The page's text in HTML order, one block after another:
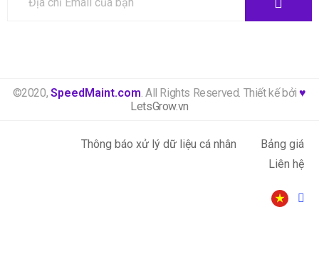
©2020, SpeedMaint.com . All Rights Reserved. Thiết kế bởi♥
LetsGrow.vn
Thông báo xử lý dữ liệu cá nhân
Bảng giá
Liên hệ